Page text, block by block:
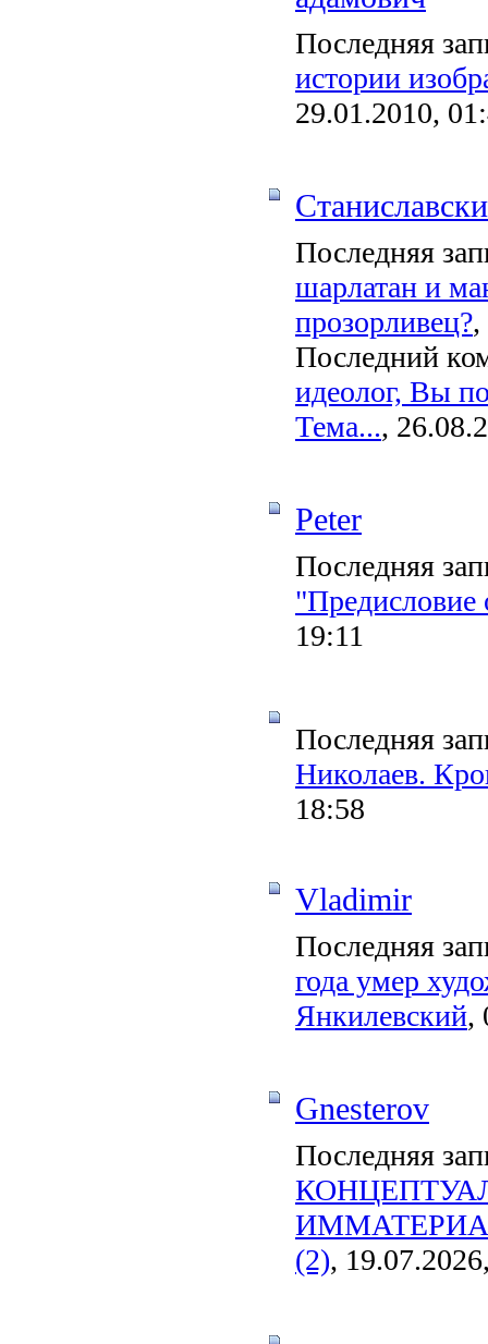
Последняя
истории
29.01.2010,
Последняя
шарлатан и
прозорливец?,
Последний
идеолог, Вы
Тема...,
Peter
Последняя
"Предисловие
19:11
Последняя
Николаев.
18:58
Vladimir
Последняя
года умер
Янкилевский,
Gnesterov
Последняя
(2),